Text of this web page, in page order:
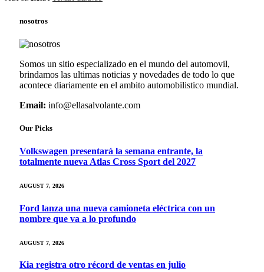
nosotros
Somos un sitio especializado en el mundo del automovil,
brindamos las ultimas noticias y novedades de todo lo que
acontece diariamente en el ambito automobilistico mundial.
Email: info@ellasalvolante.com
Our Picks
Volkswagen presentará la semana entrante, la
totalmente nueva Atlas Cross Sport del 2027
AUGUST 7, 2026
Ford lanza una nueva camioneta eléctrica con un
nombre que va a lo profundo
AUGUST 7, 2026
Kia registra otro récord de ventas en julio